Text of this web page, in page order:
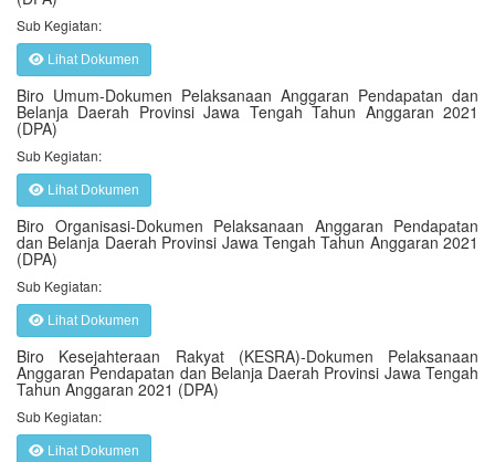
Sub Kegiatan:
Lihat Dokumen
Biro Umum-Dokumen Pelaksanaan Anggaran Pendapatan dan
Belanja Daerah Provinsi Jawa Tengah Tahun Anggaran 2021
(DPA)
Sub Kegiatan:
Lihat Dokumen
Biro Organisasi-Dokumen Pelaksanaan Anggaran Pendapatan
dan Belanja Daerah Provinsi Jawa Tengah Tahun Anggaran 2021
(DPA)
Sub Kegiatan:
Lihat Dokumen
Biro Kesejahteraan Rakyat (KESRA)-Dokumen Pelaksanaan
Anggaran Pendapatan dan Belanja Daerah Provinsi Jawa Tengah
Tahun Anggaran 2021 (DPA)
Sub Kegiatan:
Lihat Dokumen